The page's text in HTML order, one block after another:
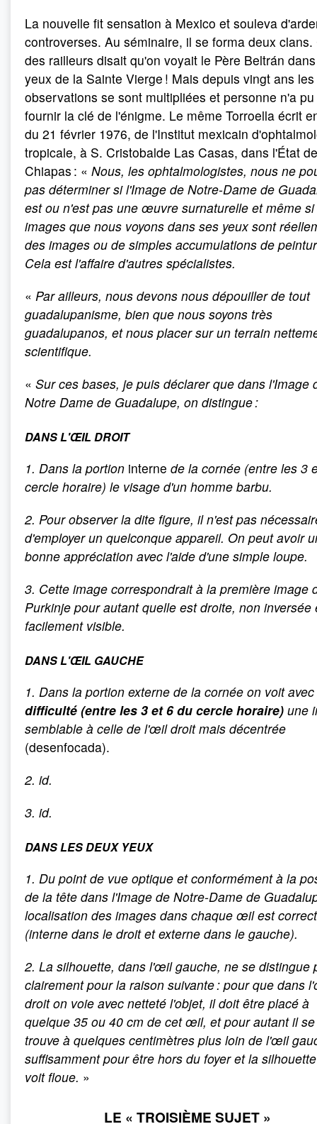
La nouvelle fit sensation à Mexico et souleva
controverses. Au séminaire, il se forma deux clans.
des railleurs disait qu'on voyait le Père Beltrán
yeux de la Sainte Vierge ! Mais depuis vingt ans les
observations se sont multipliées et personne n'a pu
fournir la clé de l'énigme. Le même Torroella écrit
du 21 février 1976, de l'Institut mexicain
tropicale, à S. Cristobalde Las Casas, dans l'État de
Chiapas : « Nous, les ophtalmologistes, nous ne
pas déterminer si l'Image de Notre-Dame de
est ou n'est pas une œuvre surnaturelle et même
images que nous voyons dans ses yeux sont
des images ou de simples accumulations de
Cela est l'affaire d'autres spécialistes.
« Par ailleurs, nous devons nous dépouiller de tout
guadalupanisme, bien que nous soyons très
guadalupanos, et nous placer sur un terrain
scientifique.
« Sur ces bases, je puis déclarer que dans l'Image
Notre Dame de Guadalupe, on distingue :
DANS L'ŒIL DROIT
1. Dans la portion interne de la cornée (entre les 3
cercle horaire) le visage d'un homme barbu.
2. Pour observer la dite figure, il n'est pas
d'employer un quelconque appareil. On peut avoir
bonne appréciation avec l'aide d'une simple loupe.
3. Cette image correspondrait à la première image
Purkinje pour autant quelle est droite, non inversée
facilement visible.
DANS L'ŒIL GAUCHE
1. Dans la portion externe de la cornée on voit avec
difficulté (entre les 3 et 6 du cercle horaire) une
semblable à celle de l'œil droit mais décentrée
(desenfocada).
2. id.
3. id.
DANS LES DEUX YEUX
1. Du point de vue optique et conformément à la
de la tête dans l'Image de Notre-Dame de
localisation des images dans chaque œil est
(interne dans le droit et externe dans le gauche).
2. La silhouette, dans l'œil gauche, ne se distingue
clairement pour la raison suivante : pour que dans
droit on voie avec netteté l'objet, il doit être placé à
quelque 35 ou 40 cm de cet œil, et pour autant il se
trouve à quelques centimètres plus loin de l'œil
suffisamment pour être hors du foyer et la
voit floue. »
LE « TROISIÈME SUJET »